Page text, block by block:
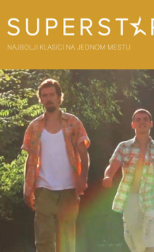
NAJBOLJI KLASICI NA JEDNOM MESTU